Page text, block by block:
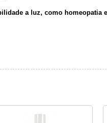
a luz, como homeopatia